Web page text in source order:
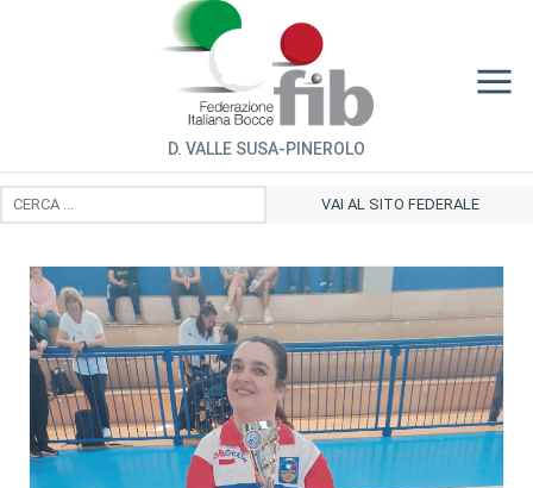
D. VALLE SUSA-PINEROLO
VAI AL SITO FEDERALE